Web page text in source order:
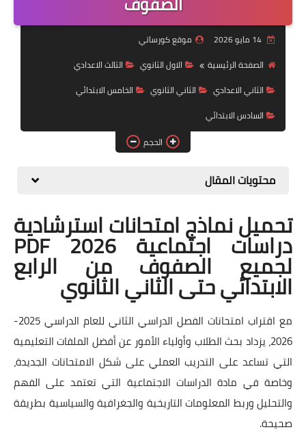
موضوعات
تكنولوجيا
روايات
14 مايو 2026
موقع كورساتي
الصفحة الرئيسية
الاول الثانوي
الثالث الاعدادي
الثاني الاعدادي
الثاني الثانوي
الخامس الابتدائي
السادس الابتدائي
الحجم
محتويات المقال
تحميل نماذج امتحانات استرشادية
دراسات اجتماعية 2026 PDF
لجميع الصفوف من الرابع
الابتدائي حتى الثاني الثانوي
مع اقتراب امتحانات الفصل الدراسي الثاني للعام الدراسي 2025-
2026، يزداد بحث الطلاب وأولياء الأمور عن أفضل الملفات التعليمية
التي تساعد على التدريب العملي على شكل الامتحانات الجديدة،
وخاصة في مادة الدراسات الاجتماعية التي تعتمد على الفهم
والتحليل وربط المعلومات التاريخية والجغرافية والسياسية بطريقة
صحيحة.